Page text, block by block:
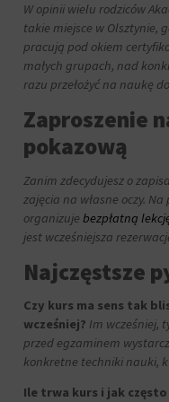
W opinii wielu rodziców
takie miejsce w Olsztynie,
pracują pod okiem
małych grupach, nad
razu przełożyć na naukę
Zaproszenie
pokazową
Zanim zdecydujesz o
zajęcia na własne oczy.
organizuje bezpłatną
jest wcześniejsza
Najczęstsze
Czy kurs ma sens tak
wcześniej? Im wcześniej,
przed egzaminem
konkretne techniki nauki,
Ile trwa kurs i jak często